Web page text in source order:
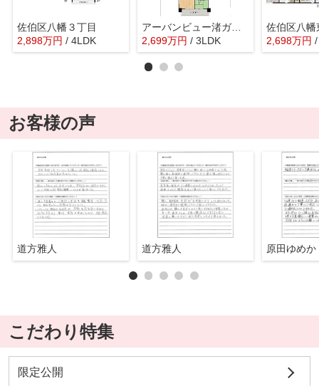
佐伯区八幡３丁目
2,898万円 / 4LDK
アーバンビュー渚ガーデンタワーヴィレッジ２番館
2,699万円 / 3LDK
佐伯区八幡
2,698万円
お客様の声
道方雅人 道方雅人 原田ゆめか
こだわり特集
限定公開